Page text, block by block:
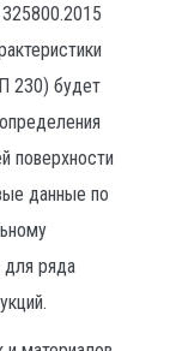
230) будет
поверхности
данные по
для ряда